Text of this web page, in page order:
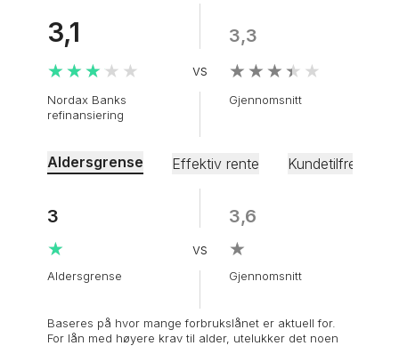
3,1
★★★★★
★★★★★
Nordax Banks
refinansiering
3,3
★★★★★
★★★★★
Gjennomsnitt
Aldersgrense Effektiv rente Kundetilfredshet
3
★
★
Aldersgrense
3,6
★
★
Gjennomsnitt
Baseres på hvor mange forbrukslånet er aktuell for.
For lån med høyere krav til alder, utelukker det noen
2
★
★
Effektiv rente
3
★
★
Gjennomsnitt
3,2
★
★
Kundetilfredshet
2,6
★
★
Gjennomsnitt
4
★
★
Lånebeløp
2,9
★
★
Gjennomsnitt
3
★
★
Nominell rente
3,2
★
★
Gjennomsnitt
5
★
★
Samle lån
4,5
★
★
Gjennomsnitt
3,5
★
★
Skjulte kostnader
3,7
★
★
Gjennomsnitt